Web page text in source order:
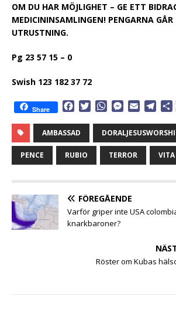
OM DU HAR MÖJLIGHET – GE ETT
MEDICININSAMLINGEN! PENGARNA
UTRUSTNING.
Pg 23 57 15 – 0
Swish 123 182 37 72
Share
c
e
b
o
t
e
W
a
t
s
A
M
s
s
e
n
r
a
i
l
e
g
r
D
l
AMBASSAD
PENCE RUBIO TERROR VITA
FÖREGÅENDE
Varför griper inte USA
knarkbaroner?
Röster om Kubas